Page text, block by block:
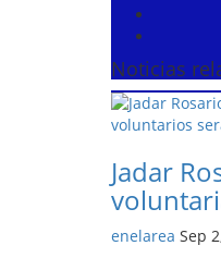
Noticias
Jadar
enelarea Sep